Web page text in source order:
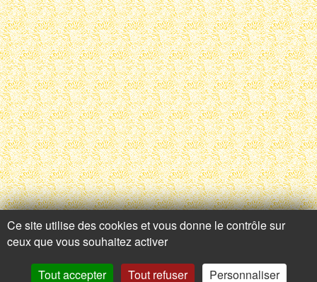
Contactez-nous
Ce site utilise des cookies et vous donne le contrôle sur
ceux que vous souhaitez activer
Tout accepter Tout refuser Personnaliser